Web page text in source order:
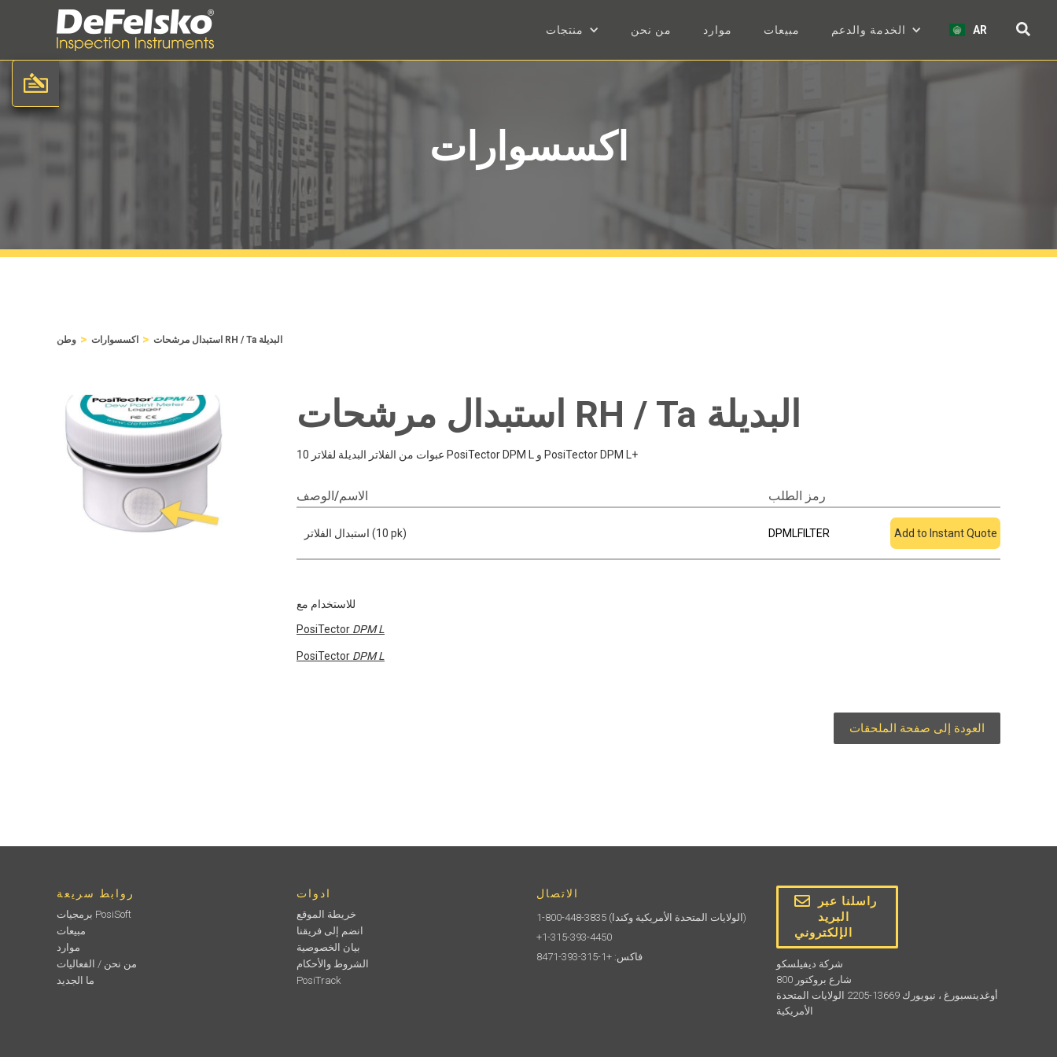
منتجات من نحن موارد مبيعات الخدمة والدعم AR
اكسسوارات
وطن > اكسسوارات > استبدال مرشحات RH / Ta البديلة
استبدال مرشحات RH / Ta البديلة
10 عبوات من الفلاتر البديلة لفلاتر PosiTector DPM L و PosiTector DPM L+
الاسم/الوصف رمز الطلب
استبدال الفلاتر (10 pk) DPMLFILTER Add to Instant Quote
للاستخدام مع
PosiTector DPM L
PosiTector DPM L
العودة إلى صفحة الملحقات
روابط سريعة
برمجيات PosiSoft
مبيعات
موارد
من نحن / الفعاليات
ما الجديد
ادوات
خريطة الموقع
انضم إلى فريقنا
بيان الخصوصية
الشروط والأحكام
PosiTrack
الاتصال
1-800-448-3835
(الولايات المتحدة الأمريكية وكندا)
+1-315-393-4450
فاكس: +1-315-393-8471
راسلنا عبر
البريد
الإلكتروني
شركة ديفيلسكو
800 شارع بروكتور
أوغدينسبورغ ، نيويورك 13669-2205 الولايات المتحدة
الأمريكية